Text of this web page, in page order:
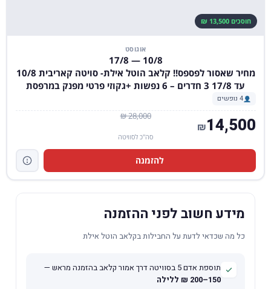
חוסכים 13,500 ₪
אוגוסט
10/8 — 17/8
מחיר שאסור לפספס!! קלאב הוטל אילת- סויטה קאריבית 10/8
עד 17/8 3 חדרים – 6 נפשות +גקוזי פרטי מפנק במרפסת
4 נופשים
28,000 ₪ 14,500
₪
סה"כ לסוויטה
להזמנה
מידע חשוב לפני ההזמנה
כל מה שכדאי לדעת על החבילות בקלאב הוטל אילת
תוספת אדם 5 בסוויטה דרך אמור קלאב בהזמנה מראש —
150–200 ₪ ללילה